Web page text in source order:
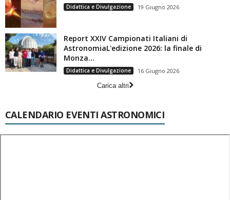
Didattica e Divulgazione 19 Giugno 2026
Report XXIV Campionati Italiani di
AstronomiaL'edizione 2026: la finale di
Monza...
Didattica e Divulgazione
16 Giugno 2026
Carica altri
CALENDARIO EVENTI ASTRONOMICI